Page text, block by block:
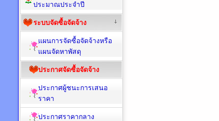
ประมาณประจำปี
ระบบจัดซื้อจัดจ้าง
แผนการจัดซื้อจัดจ้างหรือ
แผนจัดหาพัสดุ
ประกาศจัดซื้อจัดจ้าง
ประกาศผู้ชนะการเสนอ
ราคา
ประกาศราคากลาง